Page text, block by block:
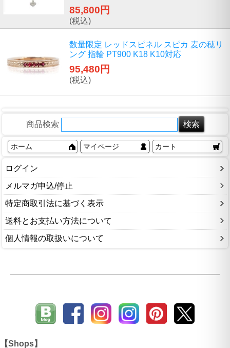
85,800円
(税込)
数量限定 レッドスピネル スピカ 麦の穂リ
ング 指輪 PT900 K18 K10対応
95,480円
(税込)
商品検索
ホーム マイページ カート
ログイン
メルマガ申込/停止
特定商取引法に基づく表示
送料とお支払い方法について
個人情報の取扱いについて
【Shops】